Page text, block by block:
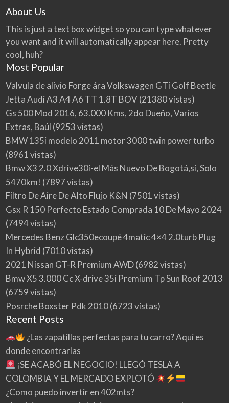
About Us
This is just a text box widget so you can type whatever
you want and it will automatically appear here. Pretty
cool, huh?
Most Popular
Valvula de alivio Forge ára Volkswagen GTi Golf Beetle
Jetta Audi A3 A4 A6 TT 1.8T BOV(21380 vistas)
Gs 500 Mod 2016, 63.000 Kms, 2do Dueño, Varios
Extras, Baúl (9253 vistas)
BMW 135i modelo 2011 motor 3000 twin power turbo
(8961 vistas)
Bmw X3 2.0 Xdrive30i-el Más Nuevo De Bogotá,sí, Solo
5470km! (7897 vistas)
Filtro De Aire De Alto Flujo K&N (7501 vistas)
Gsx R 150 Perfecto Estado Comprada 10 De Mayo 2024
(7494 vistas)
Mercedes Benz Glc350ecoupé 4matic 4×4 2.0turb Plug
In Hybrid (7010 vistas)
2021 Nissan GT-R Premium AWD(6982 vistas)
Bmw X5 3.000 Cc X-drive 35i Premium Tp Sun Roof 2013
(6759 vistas)
Posrche Boxster Pdk 2010(6723 vistas)
Recent Posts
¿Las zapatillas perfectas para tu carro? Aquí es
donde encontrarlas
¡SE ACABÓ EL NEGOCIO! LLEGÓ TESLA A
COLOMBIA Y EL MERCADO EXPLOTÓ
¿Como puedo invertir en 402mts?